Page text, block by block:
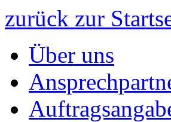
zurück zur
Über uns